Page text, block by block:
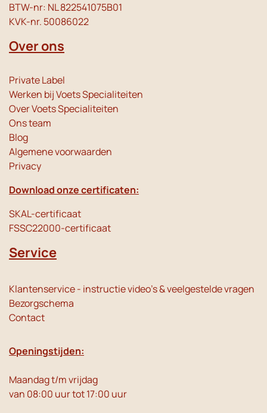
BTW-nr: NL 822541075B01
KVK-nr. 50086022
Over ons
Private Label
Werken bij Voets Specialiteiten
Over Voets Specialiteiten
Ons team
Blog
Algemene voorwaarden
Privacy
Download onze certificaten:
SKAL-certificaat
FSSC22000-certificaat
Service
Klantenservice - instructie video's & veelgestelde vragen
Bezorgschema
Contact
Openingstijden:
Maandag t/m vrijdag
van 08:00 uur tot 17:00 uur